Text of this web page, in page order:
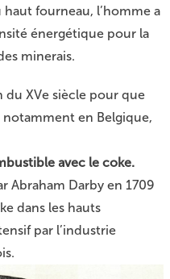
haut fourneau, l’homme a
énergétique pour la
minerais.
du XVe siècle pour que
en Belgique,
avec le coke.
Abraham Darby en 1709
dans les hauts
par l’industrie